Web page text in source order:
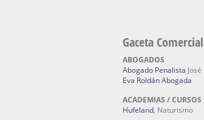
Gaceta
ABOGADOS
Abogado Penalista
Eva Roldán Abogada
ACADEMIAS /
Hufeland, Naturismo